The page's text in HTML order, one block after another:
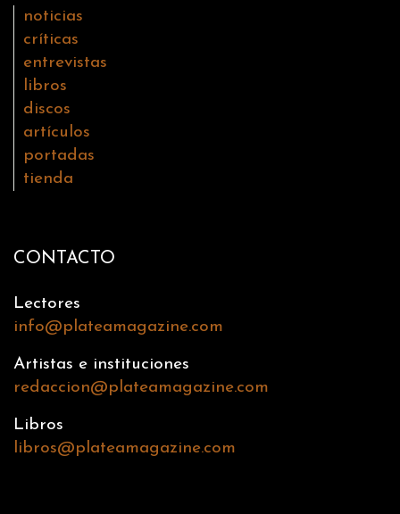
noticias
críticas
entrevistas
libros
discos
artículos
portadas
tienda
CONTACTO
Lectores
info@plateamagazine.com
Artistas e instituciones
redaccion@plateamagazine.com
Libros
libros@plateamagazine.com